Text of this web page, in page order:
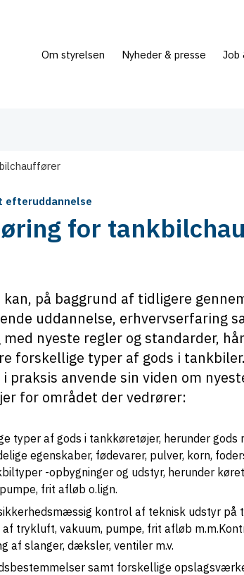
Om styrelsen Nyheder & presse Job
efteruddannelse
for
kan, på baggrund af tidligere
uddannelse, erhvervserfaring
nyeste regler og standarder,
forskellige typer af gods i
praksis anvende sin viden om
for området der vedrører:
typer af gods i tankkøretøjer, herunder
egenskaber, fødevarer, pulver, korn,
-opbygninger og udstyr, herunder
frit afløb o.lign.
kontrol af teknisk udstyr på
af trykluft, vakuum, pumpe, frit afløb
af slanger, dæksler, ventiler m.v.
samt forskellige